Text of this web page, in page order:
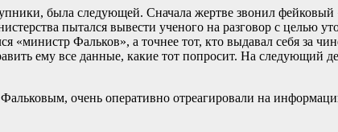
была следующей. Сначала жертве звонил
пытался вывести ученого на разговор с целью
«министр Фальков», а точнее тот, кто выдавал себя за
ему все данные, какие тот попросит. На
очень оперативно отреагировали на